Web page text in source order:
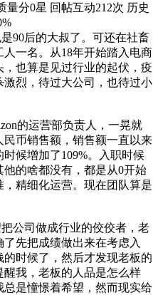
量分0星 回帖互动212次 历史
90后的大叔了。可还在社畜
一名。从18年开始踏入电商
也算是见过行业的起伏，疫
烈，待过大公司，也待过小
的运营部负责人，一晃就
币销售额，销售额一直以来
候增加了109%。入职时候
的啥都没有，都是从0开始
精细化运营。现在团队算是
公司做成行业的佼佼者，老
先把成绩做出来在考虑入
时候了，然后才发现老板的
我，老板的人品是怎么样
是憧憬着希望，然而现实给